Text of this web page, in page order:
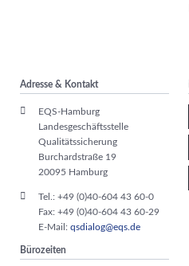
Adresse & Kontakt
EQS-Hamburg
Landesgeschäftsstelle
Qualitätssicherung
Burchardstraße 19
20095 Hamburg
Tel.: +49 (0)40-604 43 60-0
Fax: +49 (0)40-604 43 60-29
E-Mail: qsdialog@eqs.de
Bürozeiten